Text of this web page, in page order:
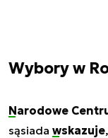
Wybory w
Narodowe
sąsiada wskazuje